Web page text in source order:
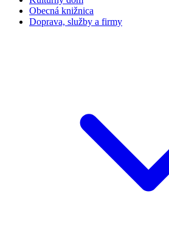
Obecná knižnica
Doprava, služby a firmy